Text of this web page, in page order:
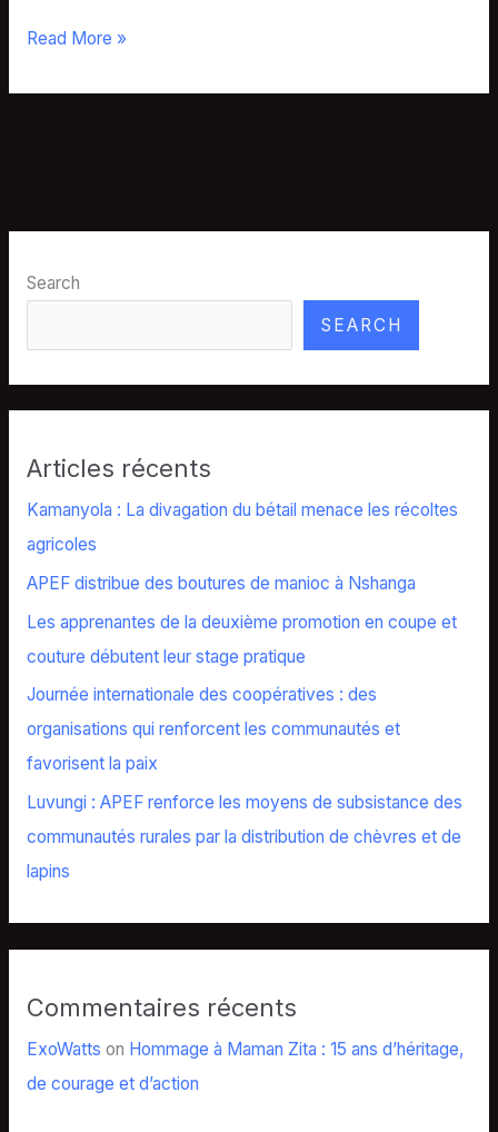
Read More »
Search
SEARCH
Articles récents
Kamanyola : La divagation du bétail menace les récoltes
agricoles
APEF distribue des boutures de manioc à Nshanga
Les apprenantes de la deuxième promotion en coupe et
couture débutent leur stage pratique
Journée internationale des coopératives : des
organisations qui renforcent les communautés et
favorisent la paix
Luvungi : APEF renforce les moyens de subsistance des
communautés rurales par la distribution de chèvres et de
lapins
Commentaires récents
ExoWatts on Hommage à Maman Zita : 15 ans d’héritage,
de courage et d’action